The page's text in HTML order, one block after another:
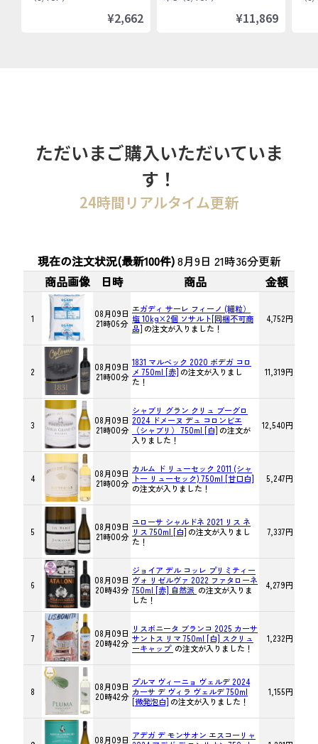
¥2,662 ¥11,869
ただいまご購入いただいていま
す！
24時間リアルタイム更新